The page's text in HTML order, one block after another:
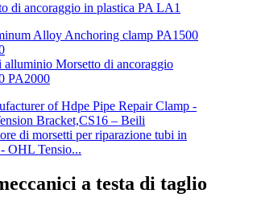
di ancoraggio in plastica PA LA1
alluminio Morsetto di ancoraggio
PA2000
di morsetti per riparazione tubi in
OHL Tensio...
a testa di taglio